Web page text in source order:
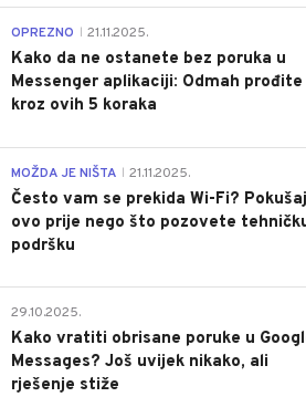
OPREZNO 21.11.2025.
Kako da ne ostanete bez poruka u
Messenger aplikaciji: Odmah prođite
kroz ovih 5 koraka
MOŽDA JE NIŠTA 21.11.2025.
Često vam se prekida Wi-Fi?
ovo prije nego što pozovete
podršku
29.10.2025.
Kako vratiti obrisane poruke u
Messages? Još uvijek nikako, ali
rješenje stiže